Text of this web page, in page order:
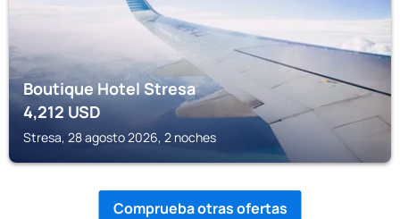
Boutique Hotel Stresa
4,212USD
Stresa, 28 agosto 2026, 2 noches
Comprueba otras ofertas